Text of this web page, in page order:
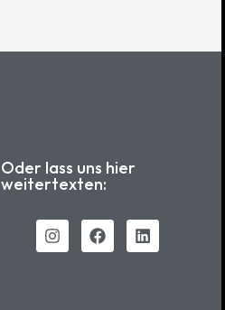
Oder lass uns hier
weitertexten: